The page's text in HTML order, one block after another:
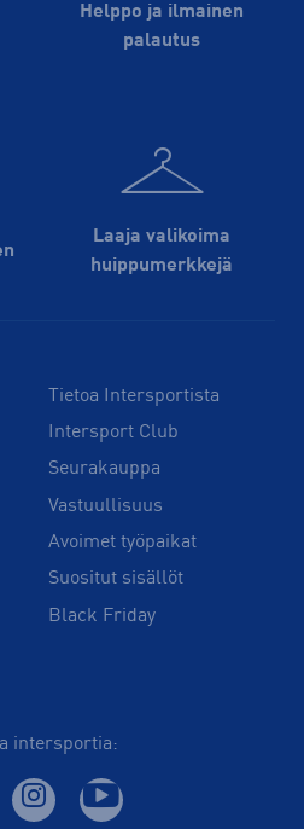
Helppo ja ilmainen
palautus
Laaja valikoima
huippu­merkkejä
Tietoa Intersportista
Intersport Club
Seurakauppa
Vastuullisuus
Avoimet työpaikat
Suositut sisällöt
Black Friday
intersportia: